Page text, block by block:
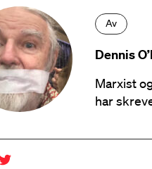
Av
Dennis
Marxist
har